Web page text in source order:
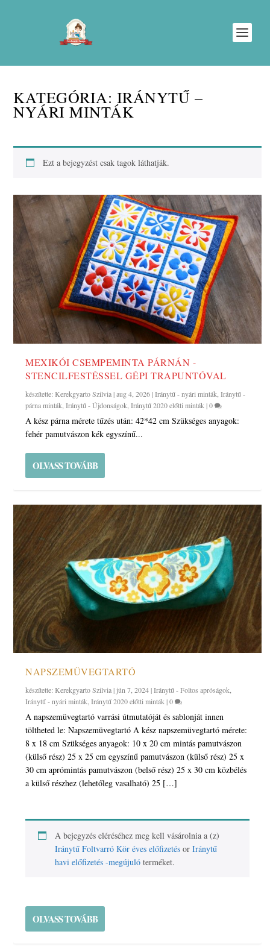
KATEGÓRIA: IRÁNYTŰ –
NYÁRI MINTÁK
Ezt a bejegyzést csak tagok láthatják.
MEXIKÓI CSEMPEMINTA PÁRNÁN -
STENCILFESTÉSSEL GÉPI TRAPUNTÓVAL
készítette:Kerekgyarto Szilvia|aug 4, 2026|Iránytű - nyári minták ,Iránytű -
párna minták ,Iránytű - Újdonságok ,Iránytű 2020 előtti minták |0
A kész párna mérete tűzés után: 42*42 cm Szükséges anyagok:
fehér pamutvászon kék egyszínű...
OLVASS TOVÁBB
NAPSZEMÜVEGTARTÓ
készítette:Kerekgyarto Szilvia| jún 7, 2024|Iránytű - Foltos apróságok
Iránytű - nyári minták ,Iránytű 2020 előtti minták |0
A napszemüvegtartó varrási útmutatóját és sablonját innen
töltheted le: Napszemüvegtartó A kész napszemüvegtartó mérete:
8 x 18 cm Szükséges anyagok: 10 x 20 cm mintás pamutvászon
(külső rész) 25 x 25 cm egyszínű pamutvászon (külső rész) 25 x
30 cm aprómintás pamutvászon (belső rész) 25 x 30 cm közbélés
a külső részhez (lehetőleg vasalható) 25 […]
A bejegyzés eléréséhez meg kell vásárolnia a (z)
Iránytű Foltvarró Kör éves előfizetés orIránytű
havi előfizetés -megújuló terméket.
OLVASS TOVÁBB